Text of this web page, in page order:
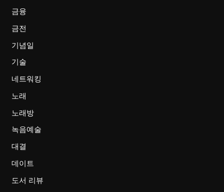
금융
금전
기념일
기술
네트워킹
노래
노래방
녹음예술
대결
데이트
도서 리뷰